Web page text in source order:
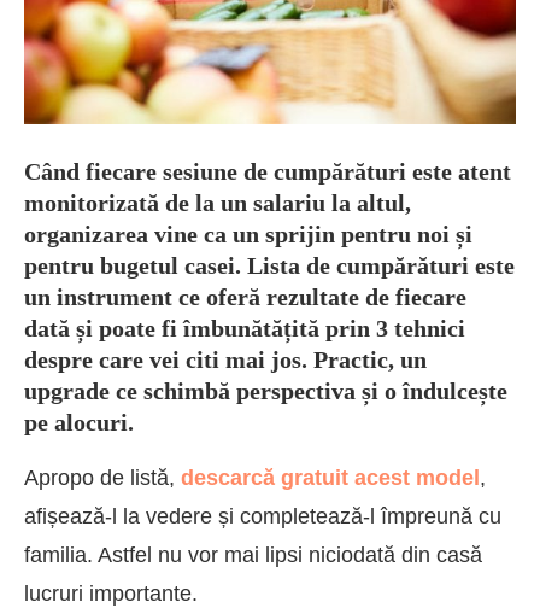
Când fiecare sesiune de cumpărături este atent
monitorizată de la un salariu la altul,
organizarea vine ca un sprijin pentru noi și
pentru bugetul casei. Lista de cumpărături este
un instrument ce oferă rezultate de fiecare
dată și poate fi îmbunătățită prin 3 tehnici
despre care vei citi mai jos. Practic, un
upgrade ce schimbă perspectiva și o îndulcește
pe alocuri.
Apropo de listă, descarcă gratuit acest model ,
afișează-l la vedere și completează-l împreună cu
familia. Astfel nu vor mai lipsi niciodată din casă
lucruri importante.